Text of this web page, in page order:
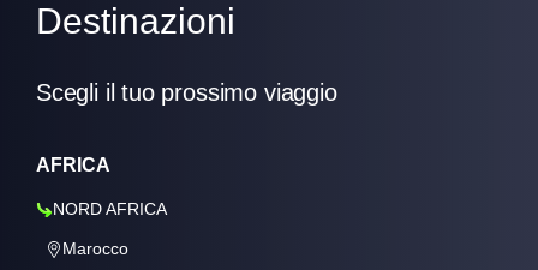
Destinazioni
Scegli il tuo prossimo viaggio
AFRICA
NORD AFRICA
Marocco